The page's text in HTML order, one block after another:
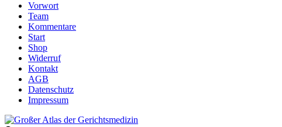
Vorwort
Team
Kommentare
Start
Shop
Widerruf
Kontakt
AGB
Datenschutz
Impressum